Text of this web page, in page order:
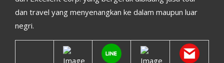
dan travel yang menyenangkan ke dalam maupun luar
negri.